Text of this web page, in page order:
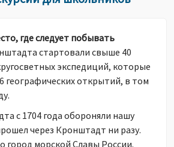
где следует побывать
стартовали свыше 40
экспедиций, которые
географических открытий, в том
с 1704 года обороняли нашу
через Кронштадт ни разу.
город морской Славы России.